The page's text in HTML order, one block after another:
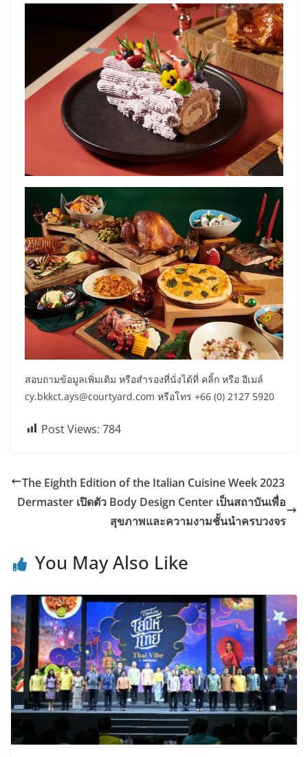
สอบถามข้อมูลเพิ่มเติม หรือสำรองที่นั่งได้ที่ คลิ้ก หรือ อีเมล์
cy.bkkct.ays@courtyard.com หรือโทร +66 (0) 2127 5920
Post Views: 784
The Eighth Edition of the Italian Cuisine Week 2023
Dermaster เปิดตัว Body Design Center เป็นสถาบันเพื่อ
สุขภาพและความงามชั้นนำครบวงจร
You May Also Like